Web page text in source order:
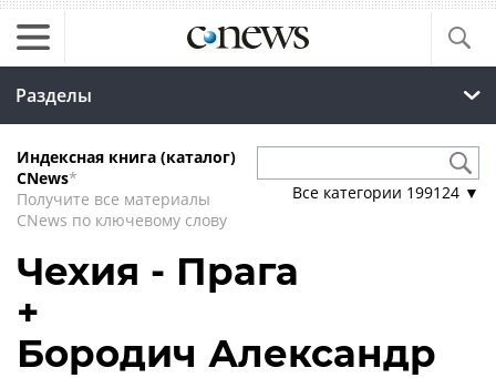
Разделы
Индексная книга (каталог)
CNews*
Получите все материалы
CNews по ключевому слову
Все категории 199124 ▼
Чехия - Прага
+
Бородич Александр